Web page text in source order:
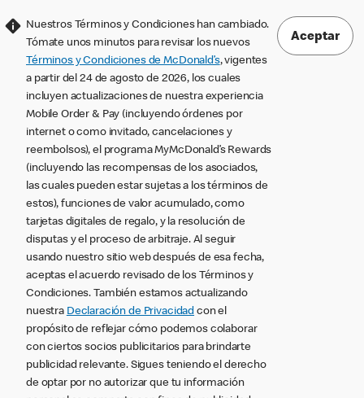
Nuestros Términos y Condiciones han cambiado.
Tómate unos minutos para revisar los nuevos
Términos y Condiciones de McDonald’s, vigentes
a partir del 24 de agosto de 2026, los cuales
incluyen actualizaciones de nuestra experiencia
Mobile Order & Pay (incluyendo órdenes por
internet o como invitado, cancelaciones y
reembolsos), el programa MyMcDonald’s Rewards
(incluyendo las recompensas de los asociados,
las cuales pueden estar sujetas a los términos de
estos), funciones de valor acumulado, como
tarjetas digitales de regalo, y la resolución de
disputas y el proceso de arbitraje. Al seguir
usando nuestro sitio web después de esa fecha,
aceptas el acuerdo revisado de los Términos y
Condiciones. También estamos actualizando
nuestra Declaración de Privacidad con el
propósito de reflejar cómo podemos colaborar
con ciertos socios publicitarios para brindarte
publicidad relevante. Sigues teniendo el derecho
de optar por no autorizar que tu información
Aceptar